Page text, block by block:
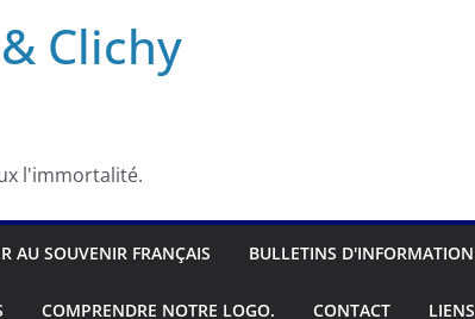
Clichy
l'immortalité.
AU SOUVENIR FRANÇAIS BULLETINS
COMPRENDRE NOTRE LOGO. CONTACT